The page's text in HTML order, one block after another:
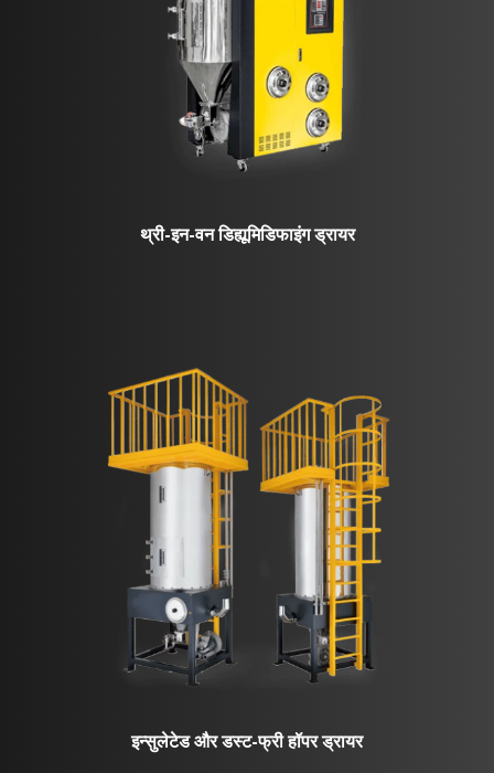
थ्री-इन-वन डिह्यूमिडिफाइंग ड्रायर
इन्सुलेटेड और डस्ट-फ्री हॉपर ड्रायर